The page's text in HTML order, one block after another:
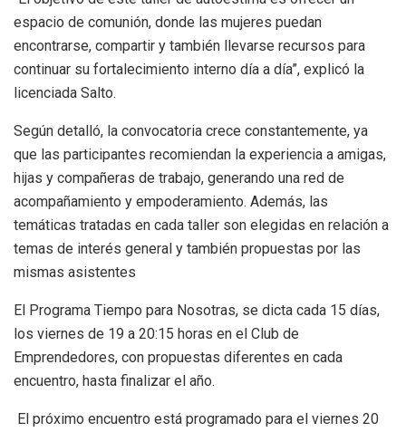
espacio de comunión, donde las mujeres puedan
encontrarse, compartir y también llevarse recursos para
continuar su fortalecimiento interno día a día”, explicó la
licenciada Salto.
Según detalló, la convocatoria crece constantemente, ya
que las participantes recomiendan la experiencia a amigas,
hijas y compañeras de trabajo, generando una red de
acompañamiento y empoderamiento. Además, las
temáticas tratadas en cada taller son elegidas en relación a
temas de interés general y también propuestas por las
mismas asistentes
El Programa Tiempo para Nosotras, se dicta cada 15 días,
los viernes de 19 a 20:15 horas en el Club de
Emprendedores, con propuestas diferentes en cada
encuentro, hasta finalizar el año.
El próximo encuentro está programado para el viernes 20